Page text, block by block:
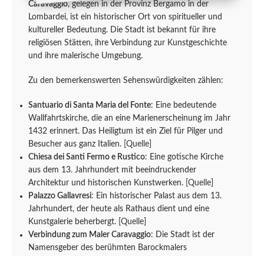
Caravaggio, gelegen in der Provinz Bergamo in der
Lombardei, ist ein historischer Ort von spiritueller und
kultureller Bedeutung. Die Stadt ist bekannt für ihre
religiösen Stätten, ihre Verbindung zur Kunstgeschichte
und ihre malerische Umgebung.
Zu den bemerkenswerten Sehenswürdigkeiten zählen:
Santuario di Santa Maria del Fonte: Eine bedeutende
Wallfahrtskirche, die an eine Marienerscheinung im Jahr
1432 erinnert. Das Heiligtum ist ein Ziel für Pilger und
Besucher aus ganz Italien. [Quelle]
Chiesa dei Santi Fermo e Rustico: Eine gotische Kirche
aus dem 13. Jahrhundert mit beeindruckender
Architektur und historischen Kunstwerken. [Quelle]
Palazzo Gallavresi: Ein historischer Palast aus dem 13.
Jahrhundert, der heute als Rathaus dient und eine
Kunstgalerie beherbergt. [Quelle]
Verbindung zum Maler Caravaggio: Die Stadt ist der
Namensgeber des berühmten Barockmalers